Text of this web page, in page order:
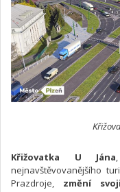
Křižovatka U Jána
nejnavštěvovanějšího
Prazdroje, změní